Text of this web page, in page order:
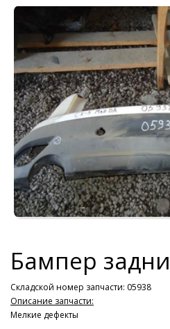
Бампер
Складской номер запчасти: 05938
Описание запчасти:
Мелкие дефекты